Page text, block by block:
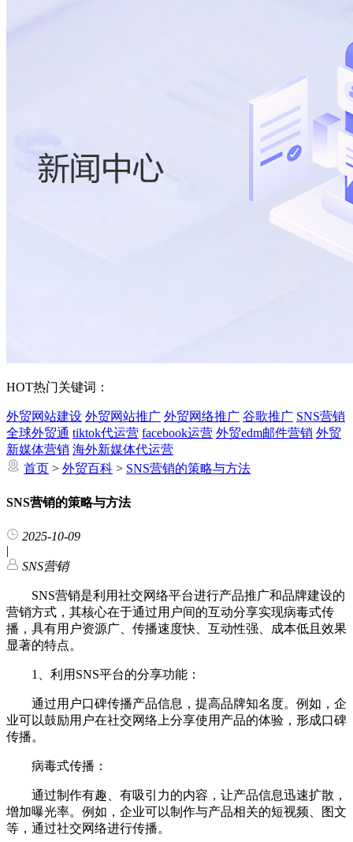
HOT热门关键词：
外贸网站建设 外贸网站推广 外贸网络推广 谷歌推广 SNS营销
全球外贸通 tiktok代运营 facebook运营 外贸edm邮件营销 外贸
新媒体营销 海外新媒体代运营
首页 > 外贸百科 > SNS营销的策略与方法
SNS营销的策略与方法
2025-10-09
|
SNS营销
SNS营销是利用社交网络平台进行产品推广和品牌建设的
营销方式，其核心在于通过用户间的互动分享实现病毒式传
播，具有用户资源广、传播速度快、互动性强、成本低且效果
显著的特点。
1、利用SNS平台的分享功能：
通过用户口碑传播产品信息，提高品牌知名度。例如，企
业可以鼓励用户在社交网络上分享使用产品的体验，形成口碑
传播。
病毒式传播：
通过制作有趣、有吸引力的内容，让产品信息迅速扩散，
增加曝光率。例如，企业可以制作与产品相关的短视频、图文
等，通过社交网络进行传播。